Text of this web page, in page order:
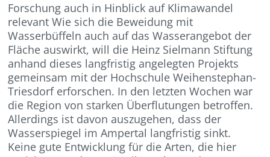
Forschung auch in Hinblick auf Klimawandel
relevant Wie sich die Beweidung mit
Wasserbüffeln auch auf das Wasserangebot der
Fläche auswirkt, will die Heinz Sielmann Stiftung
anhand dieses langfristig angelegten Projekts
gemeinsam mit der Hochschule Weihenstephan-
Triesdorf erforschen. In den letzten Wochen war
die Region von starken Überflutungen betroffen.
Allerdings ist davon auszugehen, dass der
Wasserspiegel im Ampertal langfristig sinkt.
Keine gute Entwicklung für die Arten, die hier